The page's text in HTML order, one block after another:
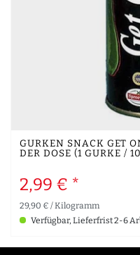
GURKEN SNACK GET
DER DOSE (1 GURKE /
2,99 € *
29,90 € / Kilogramm
Verfügbar, Lieferfrist 2-6